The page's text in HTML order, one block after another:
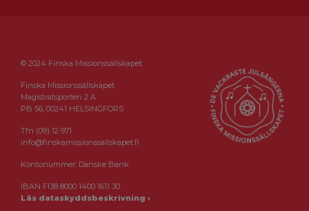
© 2024 Finska Missionssällskapet
Finska Missionssällskapet
Magistratsporten 2 A
PB 56, 00241 HELSINGFORS
Tfn (09) 12 971
info@finskamissionssallskapet.fi
Kontonummer: Danske Bank
IBAN FI38 8000 1400 1611 30
Läs dataskyddsbeskrivning ›